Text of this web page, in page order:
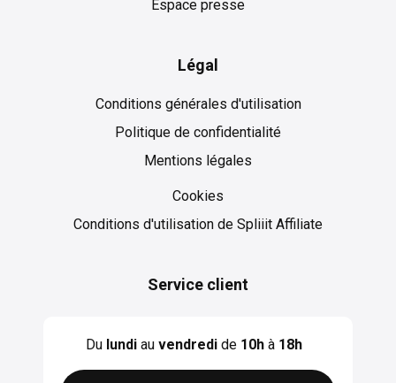
Espace presse
Légal
Conditions générales d'utilisation
Politique de confidentialité
Mentions légales
Cookies
Cookies
Conditions d'utilisation de Spliiit Affiliate
Service client
Du lundiau vendredide 10hà 18h